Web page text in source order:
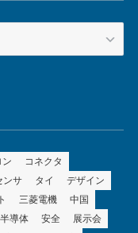
ン
コネクタ
ンサ タイ
デザイン
三菱電機
中国
半導体 安全
展示会